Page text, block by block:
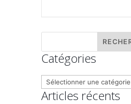
Catégories
Catégories
Articles récents